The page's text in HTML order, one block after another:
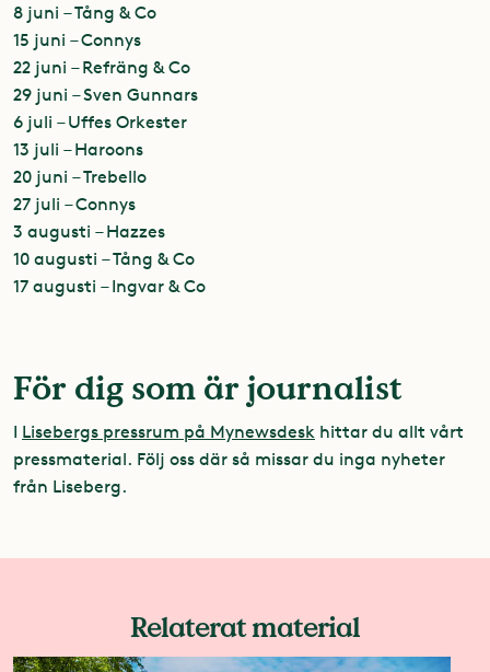
8 juni – Tång & Co
15 juni – Connys
22 juni – Refräng & Co
29 juni – Sven Gunnars
6 juli – Uffes Orkester
13 juli – Haroons
20 juni – Trebello
27 juli – Connys
3 augusti – Hazzes
10 augusti – Tång & Co
17 augusti – Ingvar & Co
För dig som är journalist
I Lisebergs pressrum på Mynewsdesk hittar du allt vårt
pressmaterial. Följ oss där så missar du inga nyheter
från Liseberg.
Relaterat material